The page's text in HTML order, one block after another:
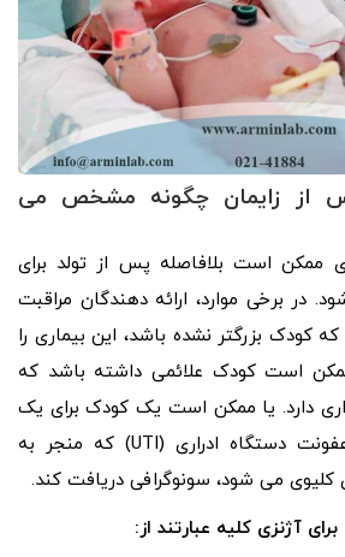
از زایمان چگونه مشخص می
ممکن است بلافاصله پس از تولد برای
در برخی موارد، ارائه دهندگان مراقبت
کودک بزرگتر نشده باشد، این بیماری را
است کودک علائمی داشته باشد که
دارد. یا ممکن است یک کودک برای یک
مشکل نامرتبط مانند عفونت دستگاه ادراری (UTI) که منجر به
می شود، سونوگرافی دریافت کند.
آژنزی کلیه عبارتند از: